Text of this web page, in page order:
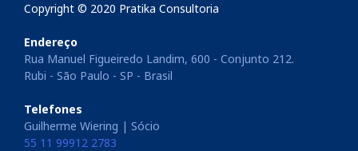
Copyright © 2020 Pratika Consultoria
Endereço
Rua Manuel Figueiredo Landim, 600 - Conjunto 212.
Rubi - São Paulo - SP - Brasil
Telefones
Guilherme Wiering | Sócio
55 11 99912 2783